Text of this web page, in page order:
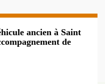
ancien à Saint
de